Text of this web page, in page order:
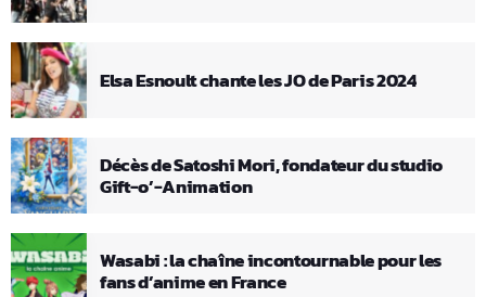
Elsa Esnoult chante les JO de Paris 2024
Décès de Satoshi Mori, fondateur du studio
Gift-o’-Animation
Wasabi : la chaîne incontournable pour les
fans d’anime en France